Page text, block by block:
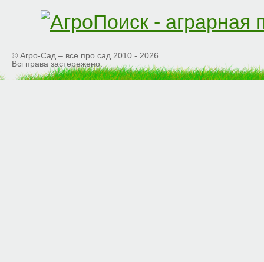
© Агро-Сад – все про сад 2010 - 2026
Всі права застережено.